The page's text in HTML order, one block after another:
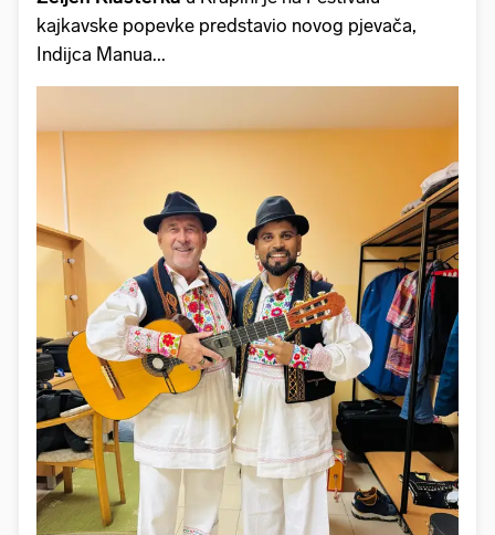
kajkavske popevke predstavio novog pjevača,
Indijca Manua...